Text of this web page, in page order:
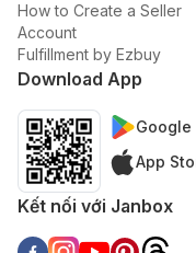
How to Create a Seller
Account
Fulfillment by Ezbuy
Download App
Google
App
Kết nối với Janbox